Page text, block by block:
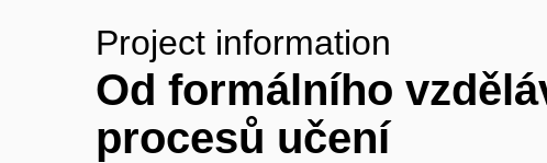
Project information
Od formálního
procesů učení